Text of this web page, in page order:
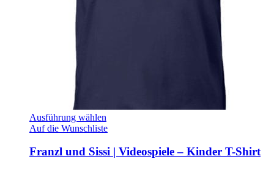
Ausführung wählen
Auf die Wunschliste
Franzl und Sissi | Videospiele – Kinder T-Shirt